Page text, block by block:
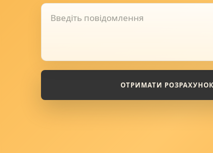
ОТРИМАТИ РОЗРАХУНОК